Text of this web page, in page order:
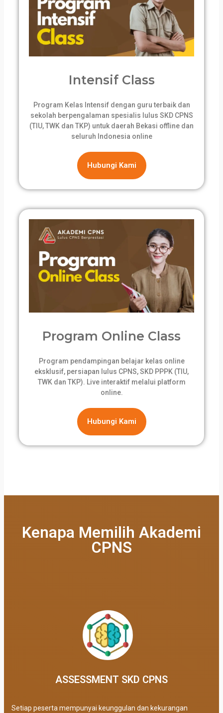
Intensif Class
Program Kelas Intensif dengan guru terbaik dan
sekolah berpengalaman spesialis lulus SKD CPNS
(TIU, TWK dan TKP) untuk daerah Bekasi offline dan
seluruh Indonesia online
Hubungi Kami
Program Online Class
Program pendampingan belajar kelas online
eksklusif, persiapan lulus CPNS, SKD PPPK (TIU,
TWK dan TKP). Live interaktif melalui platform
online.
Hubungi Kami
Kenapa Memilih Akademi
CPNS
ASSESSMENT SKD CPNS
Setiap peserta mempunyai keunggulan dan kekurangan